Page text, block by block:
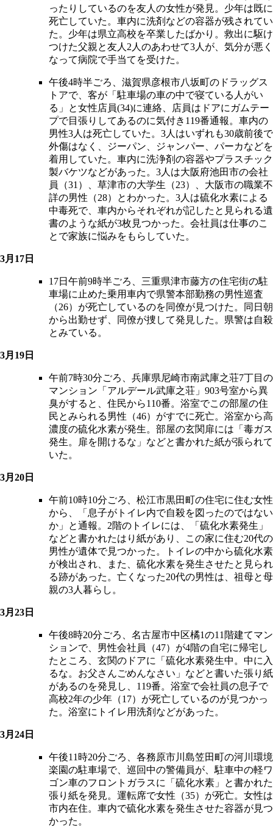
ったりしているのを友人の女性が発見。少年は既に
死亡していた。車内に洗剤などの容器が残されてい
た。少年は県立高校を卒業したばかり。救出に駆け
つけた父親と友人2人のあわせて3人が、気分が悪く
なって病院で手当てを受けた。
午後4時半ごろ、滋賀県彦根市八坂町のドラッグス
トアで、客が「駐車場の車の中で寝ている人がい
る」と女性店員(34)に連絡、店員はドアにガムテー
プで目張りしてあるのに気付き119番通報。車内の
男性3人は死亡していた。3人はいずれも30歳前後で
外傷はなく、ジーパン、ジャンパー、パーカなどを
着用していた。車内に洗浄剤の容器やプラスチック
製バケツなどがあった。3人は大阪府池田市の会社
員（31）、草津市の大学生（23）、大阪市の職業不
詳の男性（28）とわかった。3人は硫化水素による
中毒死で、車内からそれぞれが記したと見られる遺
書のような紙が3枚見つかった。会社員は仕事のこ
とで家族に悩みをもらしていた。
3月17日
17日午前9時半ごろ、三重県津市藤方の住宅街の駐
車場に止めた乗用車内で県警本部勤務の男性巡査
（26）が死亡しているのを同僚が見つけた。同日朝
から出勤せず、同僚が捜して発見した。県警は自殺
とみている。
3月19日
午前7時30分ごろ、兵庫県尼崎市南武庫之荘7丁目の
マンション「アルデール武庫之荘」903号室から異
臭がすると、住民から110番。浴室でこの部屋の住
民とみられる男性（46）がすでに死亡。浴室から高
濃度の硫化水素が発生。部屋の玄関扉には「毒ガス
発生。扉を開けるな」などと書かれた紙が張られて
いた。
3月20日
午前10時10分ごろ、松江市黒田町の住宅に住む女性
から、「息子がトイレ内で自殺を図ったのではない
か」と通報。2階のトイレには、「硫化水素発生」
などと書かれたはり紙があり、この家に住む20代の
男性が遺体で見つかった。トイレの中から硫化水素
が検出され、また、硫化水素を発生させたと見られ
る跡があった。亡くなった20代の男性は、祖母と母
親の3人暮らし。
3月23日
午後8時20分ごろ、名古屋市中区橘1の11階建てマン
ションで、男性会社員（47）が4階の自宅に帰宅し
たところ、玄関のドアに「硫化水素発生中。中に入
るな。お父さんごめんなさい」などと書いた張り紙
があるのを発見し、119番。浴室で会社員の息子で
高校2年の少年（17）が死亡しているのが見つかっ
た。浴室にトイレ用洗剤などがあった。
3月24日
午後11時20分ごろ、各務原市川島笠田町の河川環境
楽園の駐車場で、巡回中の警備員が、駐車中の軽ワ
ゴン車のフロントガラスに「硫化水素」と書かれた
張り紙を発見。運転席で女性（35）が死亡。女性は
市内在住。車内で硫化水素を発生させた容器が見つ
かった。